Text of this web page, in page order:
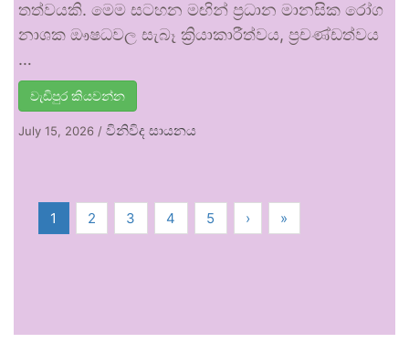
තත්වයකි. මෙම සටහන මඟින් ප්‍රධාන මානසික රෝග
නාශක ඖෂධවල සැබෑ ක්‍රියාකාරීත්වය, ප්‍රචණ්ඩත්වය
…
වැඩිපුර කියවන්න
July 15, 2026 / විනිවිද සායනය
1 2 3 4 5 › »